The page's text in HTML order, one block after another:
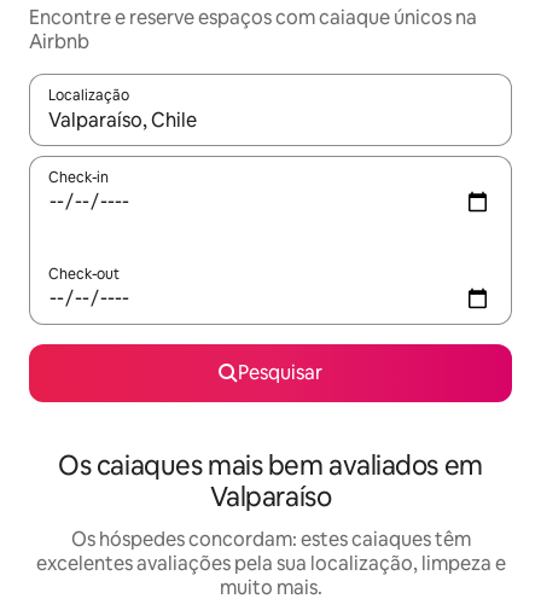
Encontre e reserve espaços com caiaque únicos na
Airbnb
Localização
Quando os resultados estiverem disponíveis, navegue com
Check-in
Check-out
Pesquisar
Os caiaques mais bem avaliados em
Valparaíso
Os hóspedes concordam: estes caiaques têm
excelentes avaliações pela sua localização, limpeza e
muito mais.